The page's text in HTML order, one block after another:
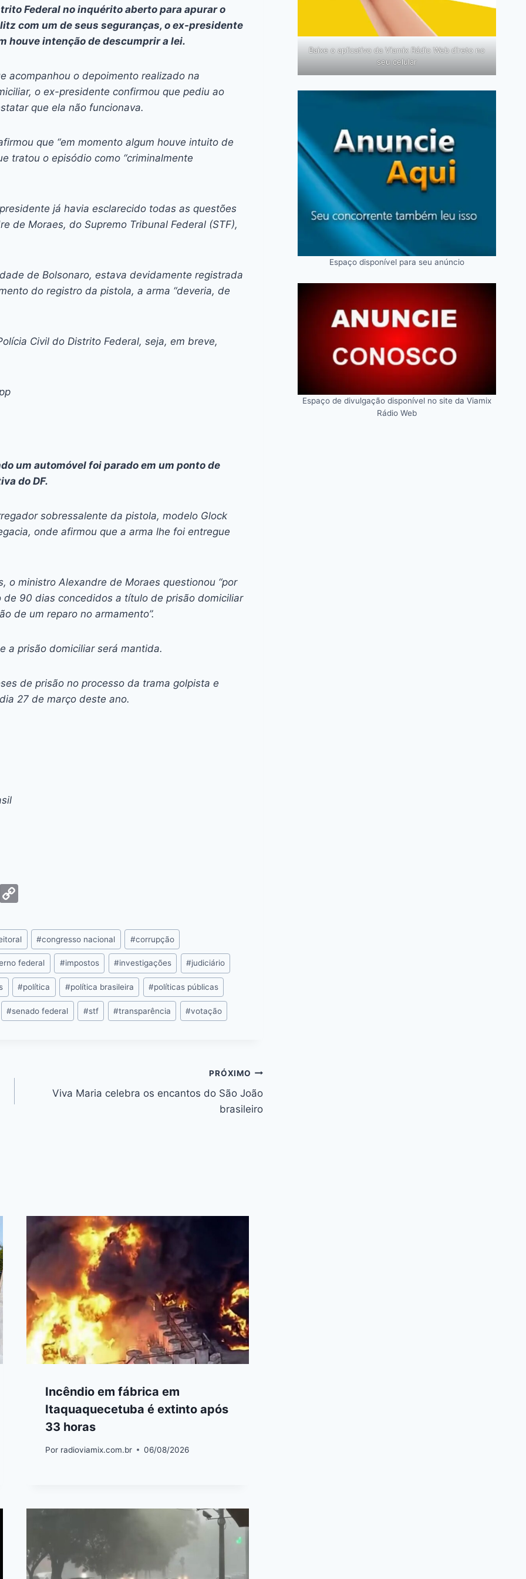
p
y
Li
k
Federal no inquérito aberto para apurar o
com um de seus seguranças, o ex-presidente
houve intenção de descumprir a lei.
acompanhou o depoimento realizado na
o ex-presidente confirmou que pediu ao
que ela não funcionava.
que “em momento algum houve intuito de
tratou o episódio como “criminalmente
já havia esclarecido todas as questões
de Moraes, do Supremo Tribunal Federal (STF),
de Bolsonaro, estava devidamente registrada
do registro da pistola, a arma “deveria, de
Civil do Distrito Federal, seja, em breve,
um automóvel foi parado em um ponto de
do DF.
sobressalente da pistola, modelo Glock
onde afirmou que a arma lhe foi entregue
o ministro Alexandre de Moraes questionou “por
90 dias concedidos a título de prisão domiciliar
de um reparo no armamento”.
a prisão domiciliar será mantida.
de prisão no processo da trama golpista e
27 de março deste ano.
G
p
y
Li
n
k
#congresso nacional #corrupção
federal #impostos #investigações #judiciário
#política #política brasileira #políticas públicas
#senado federal #stf #transparência #votação
PRÓXIMO
Viva Maria celebra os encantos do São João
brasileiro
Incêndio em fábrica em
Itaquaquecetuba é extinto após
33 horas
Por radioviamix.com.br 06/08/2026
Baixe o aplicativo da Viamix Rádio Web direto no
seu celular
Espaço disponível para seu anúncio
Espaço de divulgação disponível no site da Viamix
Rádio Web